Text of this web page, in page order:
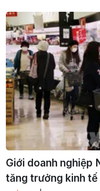
Giới doanh nghiệp
tăng trưởng kinh tế